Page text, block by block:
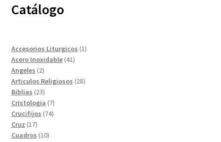
Catálogo
Accesorios Liturgicos 11
Acero Inoxidable 4141
Angeles 22
productos
Articulos Religiosos 2828
Biblias 2323
productos
Cristologia 77
productos
Crucifijos 7474
Cruz 1717
productos
Cuadros 1010